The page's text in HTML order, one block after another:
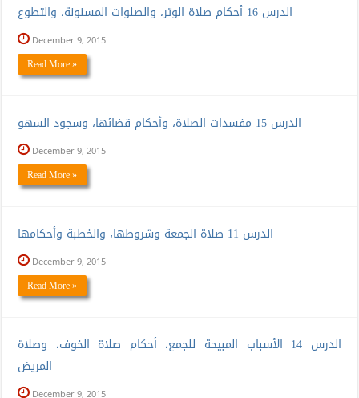
الدرس 16 أحكام صلاة الوتر، والصلوات المسنونة، والتطوع
December 9, 2015
Read More »
الدرس 15 مفسدات الصلاة، وأحكام قضائها، وسجود السهو
December 9, 2015
Read More »
الدرس 11 صلاة الجمعة وشروطها، والخطبة وأحكامها
December 9, 2015
Read More »
الدرس 14 الأسباب المبيحة للجمع، أحكام صلاة الخوف، وصلاة
المريض
December 9, 2015